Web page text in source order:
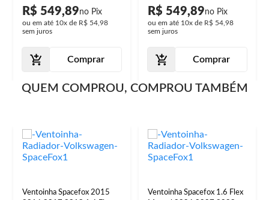
R$ 549,89
ou em até 10x de R$ 54,98
sem juros
Comprar
2013 2014 2015 2016
2017 2018 2019 7 Pás
R$ 549,89
ou em até 10x de R$ 54,98
sem juros
Comprar
QUEM COMPROU, COMPROU TAMBÉM
Ventoinha Spacefox 2015
Ventoinha Spacefox 1.6 Flex